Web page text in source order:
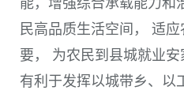
民高品质生活空间， 适
要， 为农民到县城就业
有利于发挥以城带乡、以